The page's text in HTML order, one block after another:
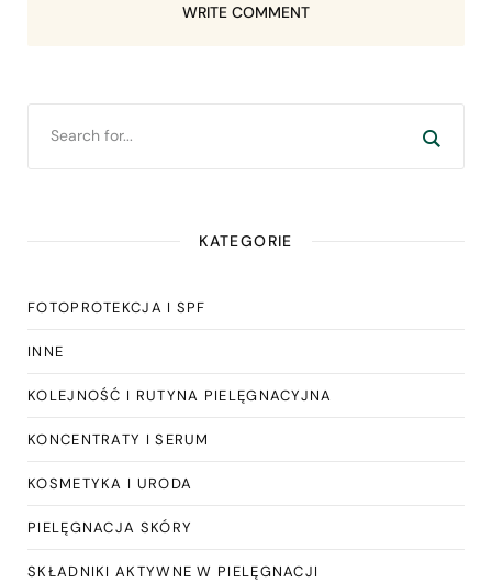
WRITE COMMENT
KATEGORIE
FOTOPROTEKCJA I SPF
INNE
KOLEJNOŚĆ I RUTYNA PIELĘGNACYJNA
KONCENTRATY I SERUM
KOSMETYKA I URODA
PIELĘGNACJA SKÓRY
SKŁADNIKI AKTYWNE W PIELĘGNACJI